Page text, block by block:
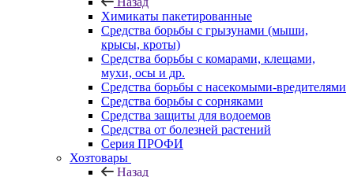
Химикаты пакетированные
Средства борьбы с грызунами (мыши,
крысы, кроты)
Средства борьбы с комарами, клещами,
мухи, осы и др.
Средства борьбы с насекомыми-вредителями
Средства борьбы с сорняками
Средства защиты для водоемов
Средства от болезней растений
Серия ПРОФИ
Хозтовары
Назад